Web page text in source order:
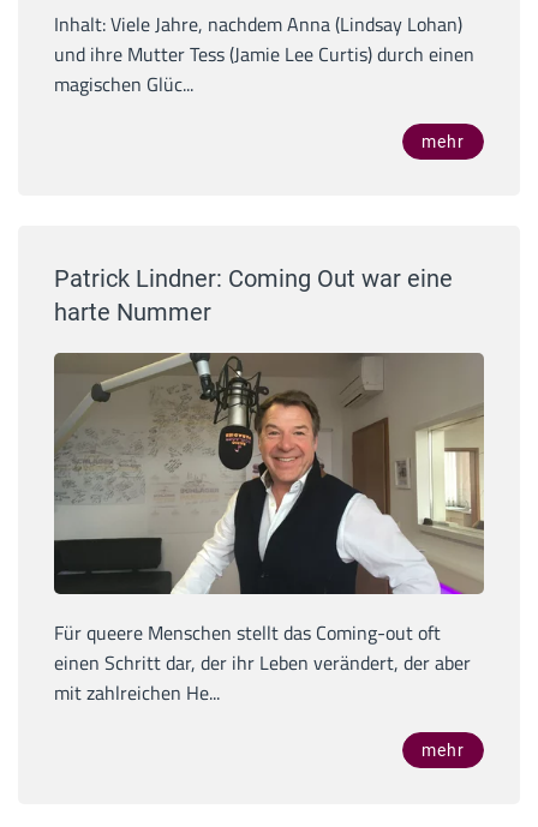
Inhalt: Viele Jahre, nachdem Anna (Lindsay Lohan)
und ihre Mutter Tess (Jamie Lee Curtis) durch einen
magischen Glüc...
mehr
Patrick Lindner: Coming Out war eine
harte Nummer
Für queere Menschen stellt das Coming-out oft
einen Schritt dar, der ihr Leben verändert, der aber
mit zahlreichen He...
mehr